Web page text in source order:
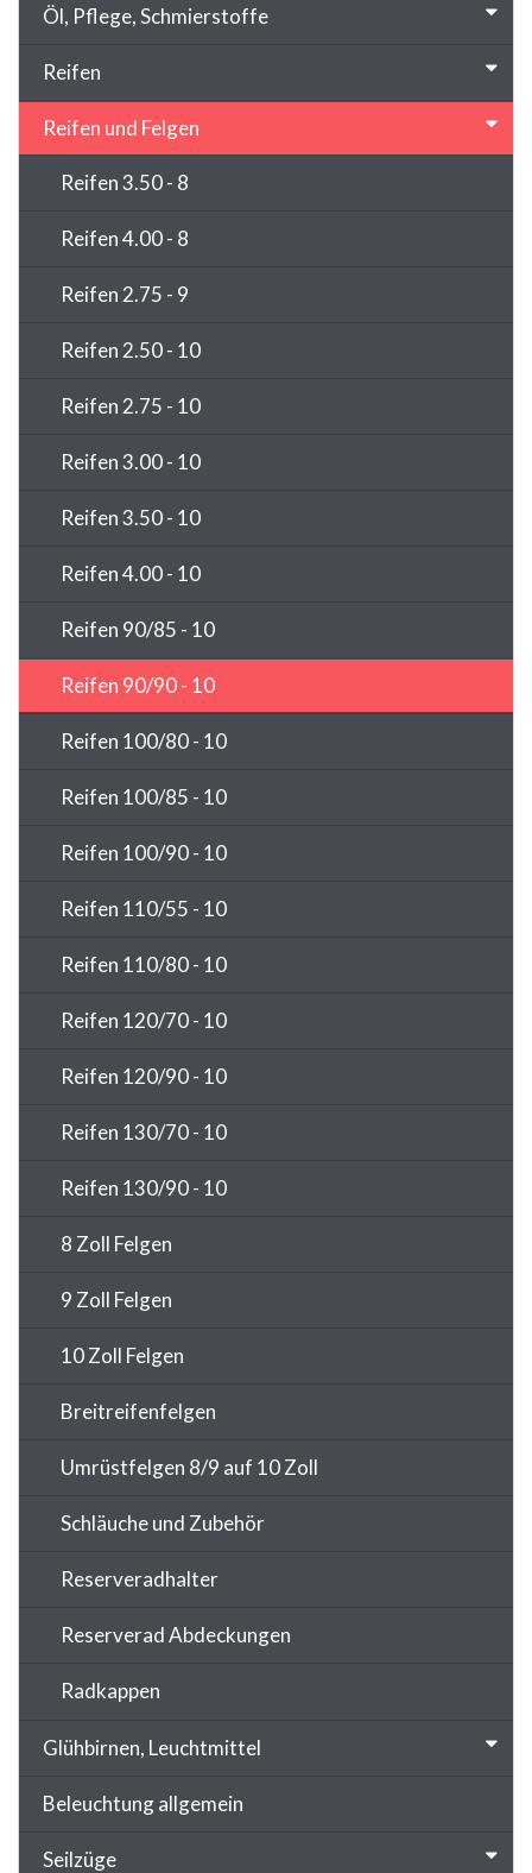
Öl, Pflege, Schmierstoffe
Reifen
Reifen und Felgen
Reifen 3.50 - 8
Reifen 4.00 - 8
Reifen 2.75 - 9
Reifen 2.50 - 10
Reifen 2.75 - 10
Reifen 3.00 - 10
Reifen 3.50 - 10
Reifen 4.00 - 10
Reifen 90/85 - 10
Reifen 90/90 - 10
Reifen 100/80 - 10
Reifen 100/85 - 10
Reifen 100/90 - 10
Reifen 110/55 - 10
Reifen 110/80 - 10
Reifen 120/70 - 10
Reifen 120/90 - 10
Reifen 130/70 - 10
Reifen 130/90 - 10
8 Zoll Felgen
9 Zoll Felgen
10 Zoll Felgen
Breitreifenfelgen
Umrüstfelgen 8/9 auf 10 Zoll
Schläuche und Zubehör
Reserveradhalter
Reserverad Abdeckungen
Radkappen
Glühbirnen, Leuchtmittel
Beleuchtung allgemein
Seilzüge